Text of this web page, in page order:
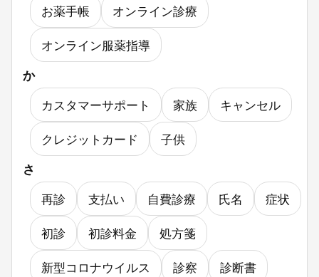
お薬手帳
オンライン診療
オンライン服薬指導
か
カスタマーサポート 家族
キャンセル
クレジットカード
子供
さ
再診 支払い 自費診療 氏名
症状
初診
初診料金
処方箋
新型コロナウイルス
診察
診断書